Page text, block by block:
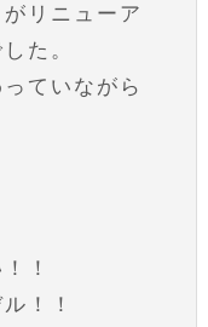
リニューア
た。
ていながら
！
！！